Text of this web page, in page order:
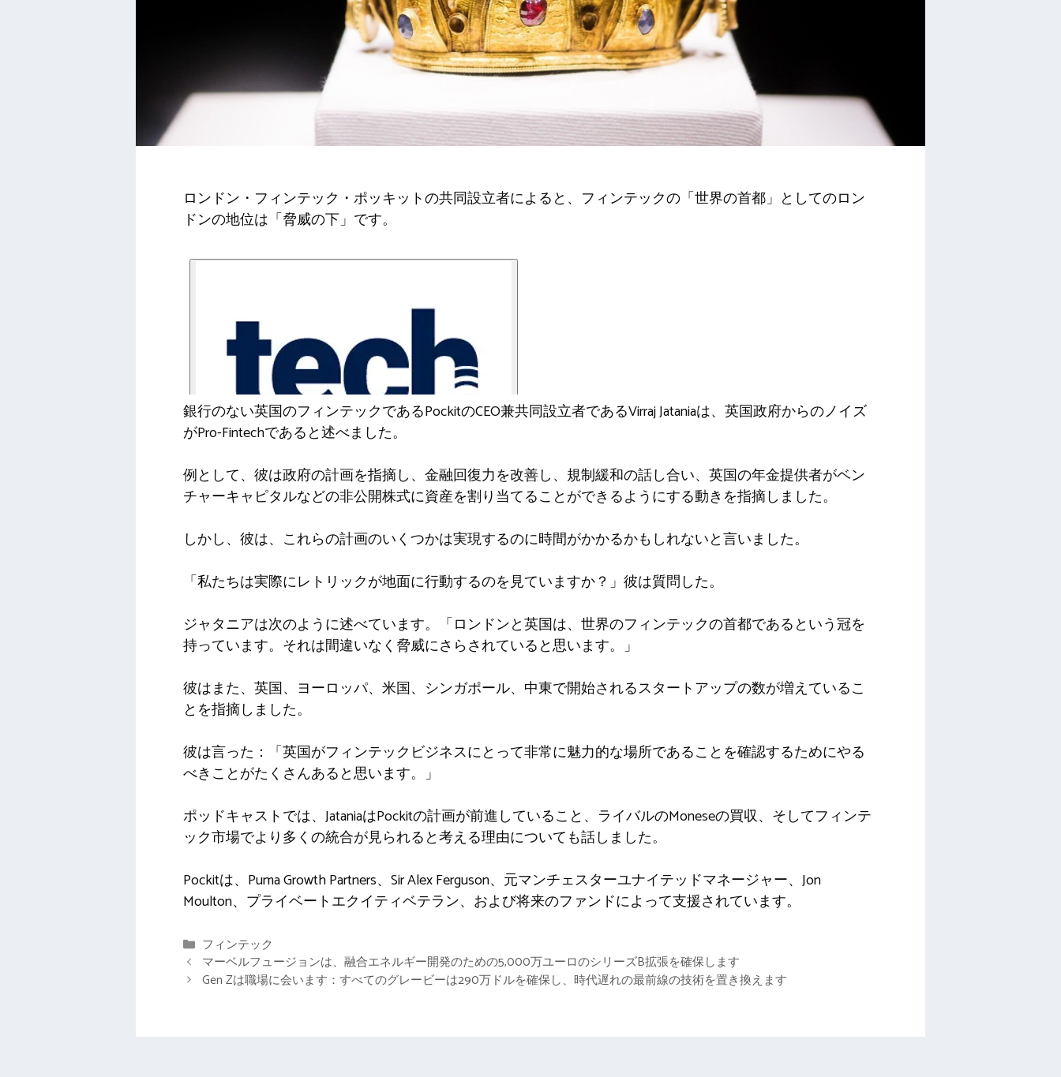
ロンドン・フィンテック・ポッキットの共同設立者によると、フィンテックの「世界の首都」としてのロン
ドンの地位は「脅威の下」です。
銀行のない英国のフィンテックであるPockitのCEO兼共同設立者であるVirraj Jataniaは、英国政府からのノイズ
がPro-Fintechであると述べました。
例として、彼は政府の計画を指摘し、金融回復力を改善し、規制緩和の話し合い、英国の年金提供者がベン
チャーキャピタルなどの非公開株式に資産を割り当てることができるようにする動きを指摘しました。
しかし、彼は、これらの計画のいくつかは実現するのに時間がかかるかもしれないと言いました。
「私たちは実際にレトリックが地面に行動するのを見ていますか？」彼は質問した。
ジャタニアは次のように述べています。「ロンドンと英国は、世界のフィンテックの首都であるという冠を
持っています。それは間違いなく脅威にさらされていると思います。」
彼はまた、英国、ヨーロッパ、米国、シンガポール、中東で開始されるスタートアップの数が増えているこ
とを指摘しました。
彼は言った：「英国がフィンテックビジネスにとって非常に魅力的な場所であることを確認するためにやる
べきことがたくさんあると思います。」
ポッドキャストでは、JataniaはPockitの計画が前進していること、ライバルのMoneseの買収、そしてフィンテ
ック市場でより多くの統合が見られると考える理由についても話しました。
Pockitは、Puma Growth Partners、Sir Alex Ferguson、元マンチェスターユナイテッドマネージャー、Jon
Moulton、プライベートエクイティベテラン、および将来のファンドによって支援されています。
カ
テ
ゴ
フィンテック
マーベルフュージョンは、融合エネルギー開発のための5,000万ユーロのシリーズB拡張を確保します
Gen Zは職場に会います：すべてのグレービーは290万ドルを確保し、時代遅れの最前線の技術を置き換えます